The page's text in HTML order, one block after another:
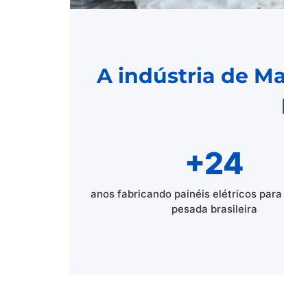
A indústria de
+24
anos fabricando painéis elétricos
pesada brasileira